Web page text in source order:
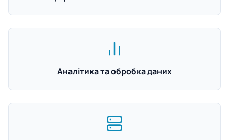
Аналітика та обробка даних